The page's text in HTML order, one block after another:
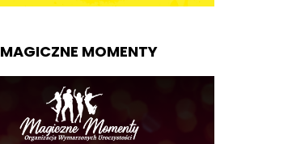
MAGICZNE MOMENTY